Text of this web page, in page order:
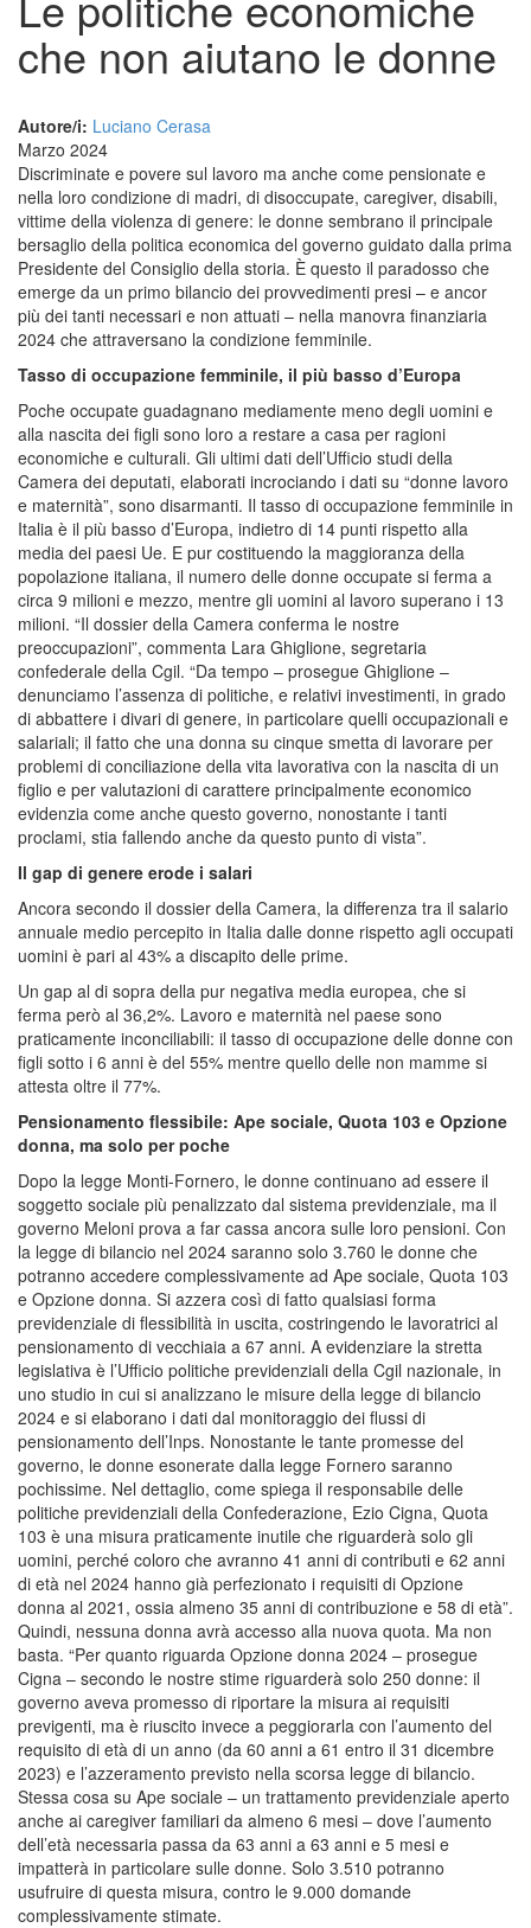
che non aiutano le donne
Autore/i: Luciano Cerasa
Marzo 2024
Discriminate e povere sul lavoro ma anche come pensionate e
nella loro condizione di madri, di disoccupate, caregiver, disabili,
vittime della violenza di genere: le donne sembrano il principale
bersaglio della politica economica del governo guidato dalla prima
Presidente del Consiglio della storia. È questo il paradosso che
emerge da un primo bilancio dei provvedimenti presi – e ancor
più dei tanti necessari e non attuati – nella manovra finanziaria
2024 che attraversano la condizione femminile.
Tasso di occupazione femminile, il più basso d’Europa
Poche occupate guadagnano mediamente meno degli uomini e
alla nascita dei figli sono loro a restare a casa per ragioni
economiche e culturali. Gli ultimi dati dell’Ufficio studi della
Camera dei deputati, elaborati incrociando i dati su “donne lavoro
e maternità”, sono disarmanti. Il tasso di occupazione femminile in
Italia è il più basso d’Europa, indietro di 14 punti rispetto alla
media dei paesi Ue. E pur costituendo la maggioranza della
popolazione italiana, il numero delle donne occupate si ferma a
circa 9 milioni e mezzo, mentre gli uomini al lavoro superano i 13
milioni. “Il dossier della Camera conferma le nostre
preoccupazioni”, commenta Lara Ghiglione, segretaria
confederale della Cgil. “Da tempo – prosegue Ghiglione –
denunciamo l’assenza di politiche, e relativi investimenti, in grado
di abbattere i divari di genere, in particolare quelli occupazionali e
salariali; il fatto che una donna su cinque smetta di lavorare per
problemi di conciliazione della vita lavorativa con la nascita di un
figlio e per valutazioni di carattere principalmente economico
evidenzia come anche questo governo, nonostante i tanti
proclami, stia fallendo anche da questo punto di vista”.
Il gap di genere erode i salari
Ancora secondo il dossier della Camera, la differenza tra il salario
annuale medio percepito in Italia dalle donne rispetto agli occupati
uomini è pari al 43% a discapito delle prime.
Un gap al di sopra della pur negativa media europea, che si
ferma però al 36,2%. Lavoro e maternità nel paese sono
praticamente inconciliabili: il tasso di occupazione delle donne con
figli sotto i 6 anni è del 55% mentre quello delle non mamme si
attesta oltre il 77%.
Pensionamento flessibile: Ape sociale, Quota 103 e Opzione
donna, ma solo per poche
Dopo la legge Monti-Fornero, le donne continuano ad essere il
soggetto sociale più penalizzato dal sistema previdenziale, ma il
governo Meloni prova a far cassa ancora sulle loro pensioni. Con
la legge di bilancio nel 2024 saranno solo 3.760 le donne che
potranno accedere complessivamente ad Ape sociale, Quota 103
e Opzione donna. Si azzera così di fatto qualsiasi forma
previdenziale di flessibilità in uscita, costringendo le lavoratrici al
pensionamento di vecchiaia a 67 anni. A evidenziare la stretta
legislativa è l’Ufficio politiche previdenziali della Cgil nazionale, in
uno studio in cui si analizzano le misure della legge di bilancio
2024 e si elaborano i dati dal monitoraggio dei flussi di
pensionamento dell’Inps. Nonostante le tante promesse del
governo, le donne esonerate dalla legge Fornero saranno
pochissime. Nel dettaglio, come spiega il responsabile delle
politiche previdenziali della Confederazione, Ezio Cigna, Quota
103 è una misura praticamente inutile che riguarderà solo gli
uomini, perché coloro che avranno 41 anni di contributi e 62 anni
di età nel 2024 hanno già perfezionato i requisiti di Opzione
donna al 2021, ossia almeno 35 anni di contribuzione e 58 di età”.
Quindi, nessuna donna avrà accesso alla nuova quota. Ma non
basta. “Per quanto riguarda Opzione donna 2024 – prosegue
Cigna – secondo le nostre stime riguarderà solo 250 donne: il
governo aveva promesso di riportare la misura ai requisiti
previgenti, ma è riuscito invece a peggiorarla con l’aumento del
requisito di età di un anno (da 60 anni a 61 entro il 31 dicembre
2023) e l’azzeramento previsto nella scorsa legge di bilancio.
Stessa cosa su Ape sociale – un trattamento previdenziale aperto
anche ai caregiver familiari da almeno 6 mesi – dove l’aumento
dell’età necessaria passa da 63 anni a 63 anni e 5 mesi e
impatterà in particolare sulle donne. Solo 3.510 potranno
usufruire di questa misura, contro le 9.000 domande
complessivamente stimate.